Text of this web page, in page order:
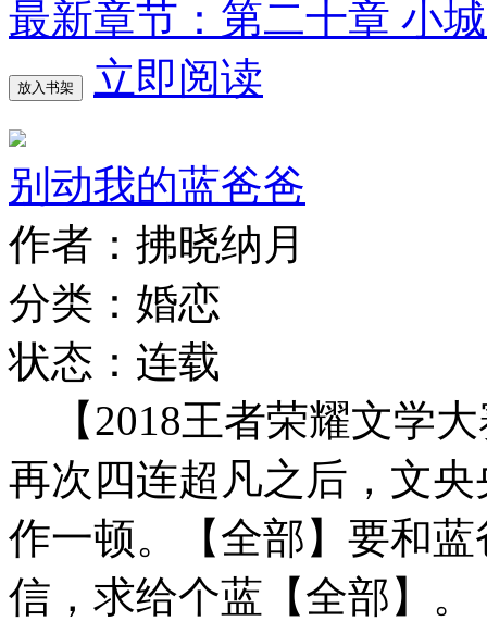
最新章节：第二十章 小
放入书架 立即阅读
别动我的蓝爸爸
作者：拂晓纳月
分类：婚恋
状态：连载
【2018王者荣耀文学大
再次四连超凡之后，文
作一顿。【全部】要和
信，求给个蓝【全部】